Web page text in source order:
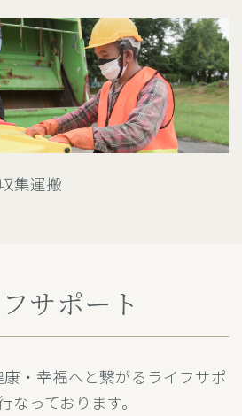
集運搬
サポート
・幸福へと繋がるライフサポ
なっております。